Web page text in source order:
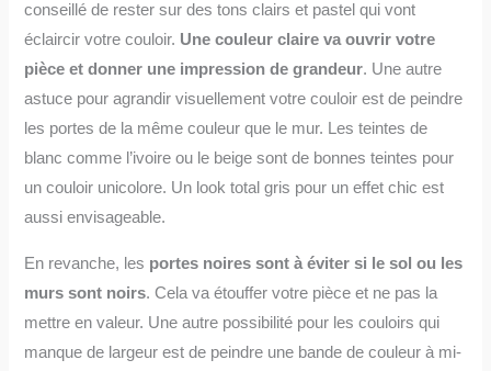
conseillé de rester sur des tons clairs et pastel qui vont
éclaircir votre couloir. Une couleur claire va ouvrir votre
pièce et donner une impression de grandeur. Une autre
astuce pour agrandir visuellement votre couloir est de peindre
les portes de la même couleur que le mur. Les teintes de
blanc comme l’ivoire ou le beige sont de bonnes teintes pour
un couloir unicolore. Un look total gris pour un effet chic est
aussi envisageable.
En revanche, les portes noires sont à éviter si le sol ou les
murs sont noirs. Cela va étouffer votre pièce et ne pas la
mettre en valeur. Une autre possibilité pour les couloirs qui
manque de largeur est de peindre une bande de couleur à mi-